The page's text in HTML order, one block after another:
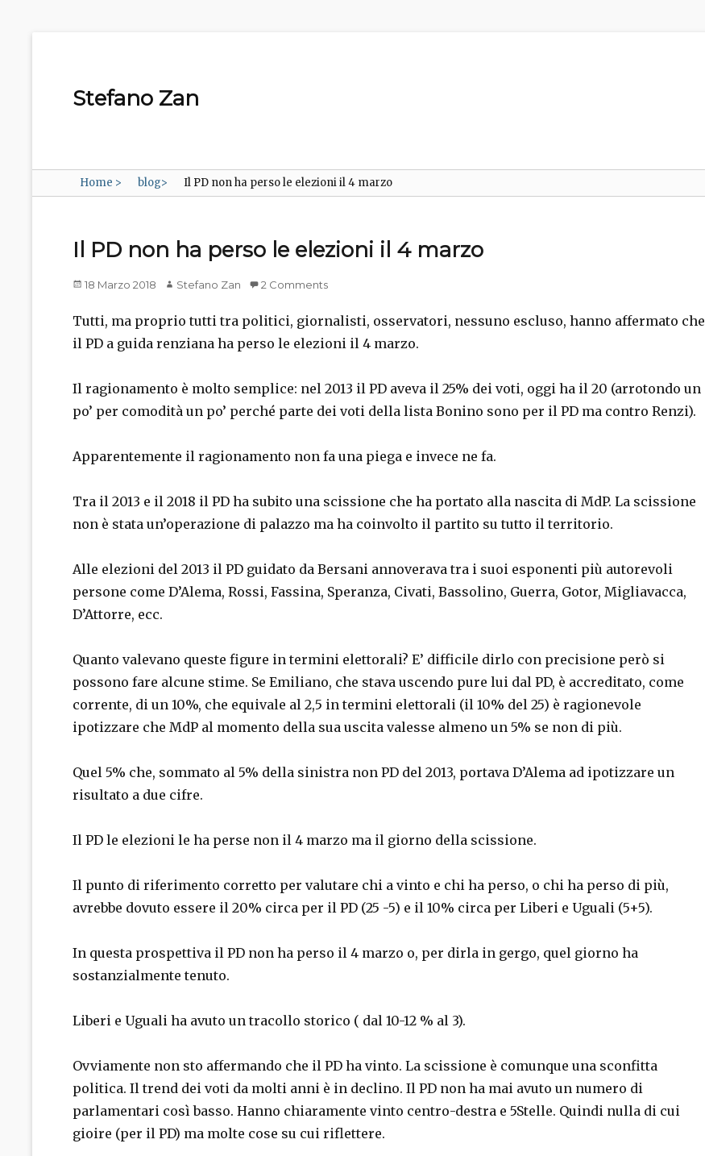
Stefano Zan
Home > blog> Il PD non ha perso le elezioni il 4 marzo
Il PD non ha perso le elezioni il 4 marzo
Posted
18 Marzo 2018 Author
Stefano Zan 2 Comments
Tutti, ma proprio tutti tra politici, giornalisti, osservatori, nessuno escluso, hanno affermato che
il PD a guida renziana ha perso le elezioni il 4 marzo.
Il ragionamento è molto semplice: nel 2013 il PD aveva il 25% dei voti, oggi ha il 20 (arrotondo un
po’ per comodità un po’ perché parte dei voti della lista Bonino sono per il PD ma contro Renzi).
Apparentemente il ragionamento non fa una piega e invece ne fa.
Tra il 2013 e il 2018 il PD ha subito una scissione che ha portato alla nascita di MdP. La scissione
non è stata un’operazione di palazzo ma ha coinvolto il partito su tutto il territorio.
Alle elezioni del 2013 il PD guidato da Bersani annoverava tra i suoi esponenti più autorevoli
persone come D’Alema, Rossi, Fassina, Speranza, Civati, Bassolino, Guerra, Gotor, Migliavacca,
D’Attorre, ecc.
Quanto valevano queste figure in termini elettorali? E’ difficile dirlo con precisione però si
possono fare alcune stime. Se Emiliano, che stava uscendo pure lui dal PD, è accreditato, come
corrente, di un 10%, che equivale al 2,5 in termini elettorali (il 10% del 25) è ragionevole
ipotizzare che MdP al momento della sua uscita valesse almeno un 5% se non di più.
Quel 5% che, sommato al 5% della sinistra non PD del 2013, portava D’Alema ad ipotizzare un
risultato a due cifre.
Il PD le elezioni le ha perse non il 4 marzo ma il giorno della scissione.
Il punto di riferimento corretto per valutare chi a vinto e chi ha perso, o chi ha perso di più,
avrebbe dovuto essere il 20% circa per il PD (25 -5) e il 10% circa per Liberi e Uguali (5+5).
In questa prospettiva il PD non ha perso il 4 marzo o, per dirla in gergo, quel giorno ha
sostanzialmente tenuto.
Liberi e Uguali ha avuto un tracollo storico ( dal 10-12 % al 3).
Ovviamente non sto affermando che il PD ha vinto. La scissione è comunque una sconfitta
politica. Il trend dei voti da molti anni è in declino. Il PD non ha mai avuto un numero di
parlamentari così basso. Hanno chiaramente vinto centro-destra e 5Stelle. Quindi nulla di cui
gioire (per il PD) ma molte cose su cui riflettere.